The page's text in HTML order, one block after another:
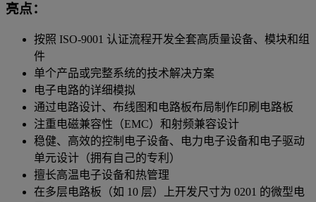
亮点：
按照 ISO-9001 认证流程开发全套高质量设备、模块和组
件
单个产品或完整系统的技术解决方案
电子电路的详细模拟
通过电路设计、布线图和电路板布局制作印刷电路板
注重电磁兼容性（EMC）和射频兼容设计
稳健、高效的控制电子设备、电力电子设备和电子驱动
单元设计（拥有自己的专利）
擅长高温电子设备和热管理
在多层电路板（如 10 层）上开发尺寸为 0201 的微型电